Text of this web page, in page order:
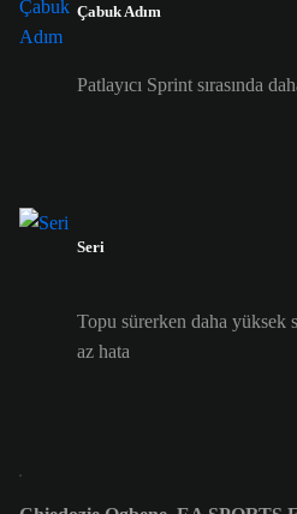
Çabuk Adım
Patlayıcı Sprint sırasında
Seri
Topu sürerken daha yüksek
az hata